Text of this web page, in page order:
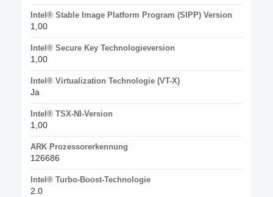
Intel® Stable Image Platform Program (SIPP) Version
1,00
Intel® Secure Key Technologieversion
1,00
Intel® Virtualization Technologie (VT-X)
Ja
Intel® TSX-NI-Version
1,00
ARK Prozessorerkennung
126686
Intel® Turbo-Boost-Technologie
2.0